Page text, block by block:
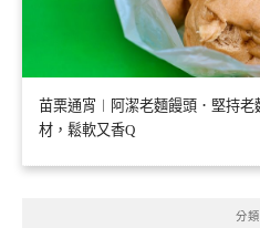
苗栗通宵︱阿潔老麵饅頭．堅持
材，鬆軟又香Q
分類